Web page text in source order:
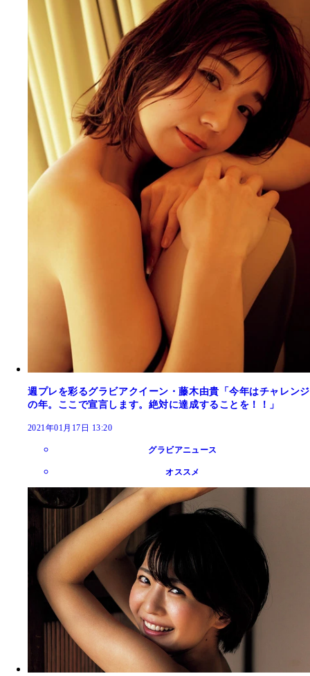
週プレを彩るグラビアクイーン・藤木由貴「今年はチャレンジ
の年。ここで宣言します。絶対に達成することを！！」
2021年01月17日 13:20
グラビアニュース
オススメ